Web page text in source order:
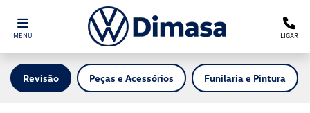
MENU LIGAR
Revisão Peças e Acessórios Funilaria e Pintura